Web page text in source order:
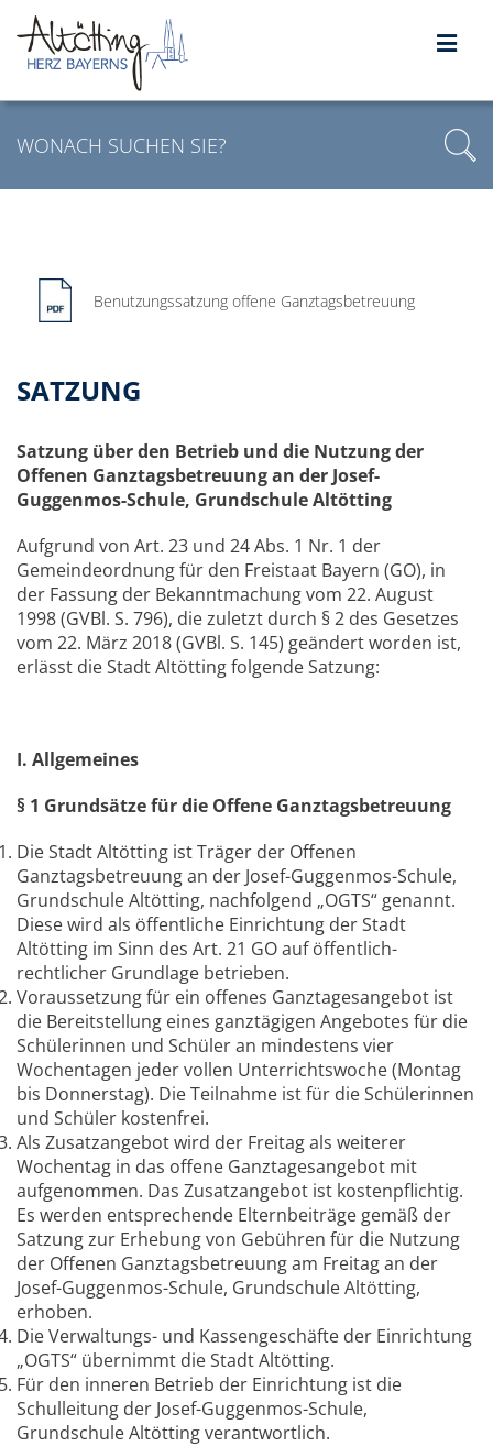
Benutzungssatzung offene Ganztagsbetreuung
SATZUNG
Satzung über den Betrieb und die Nutzung der
Offenen Ganztagsbetreuung an der Josef-
Guggenmos-Schule, Grundschule Altötting
Aufgrund von Art. 23 und 24 Abs. 1 Nr. 1 der
Gemeindeordnung für den Freistaat Bayern (GO), in
der Fassung der Bekanntmachung vom 22. August
1998 (GVBl. S. 796), die zuletzt durch § 2 des Gesetzes
vom 22. März 2018 (GVBl. S. 145) geändert worden ist,
erlässt die Stadt Altötting folgende Satzung:
I. Allgemeines
§ 1 Grundsätze für die Offene Ganztagsbetreuung
Die Stadt Altötting ist Träger der Offenen
Ganztagsbetreuung an der Josef-Guggenmos-Schule,
Grundschule Altötting, nachfolgend „OGTS“ genannt.
Diese wird als öffentliche Einrichtung der Stadt
Altötting im Sinn des Art. 21 GO auf öffentlich-
rechtlicher Grundlage betrieben.
Voraussetzung für ein offenes Ganztagesangebot ist
die Bereitstellung eines ganztägigen Angebotes für die
Schülerinnen und Schüler an mindestens vier
Wochentagen jeder vollen Unterrichtswoche (Montag
bis Donnerstag). Die Teilnahme ist für die Schülerinnen
und Schüler kostenfrei.
Als Zusatzangebot wird der Freitag als weiterer
Wochentag in das offene Ganztagesangebot mit
aufgenommen. Das Zusatzangebot ist kostenpflichtig.
Es werden entsprechende Elternbeiträge gemäß der
Satzung zur Erhebung von Gebühren für die Nutzung
der Offenen Ganztagsbetreuung am Freitag an der
Josef-Guggenmos-Schule, Grundschule Altötting,
erhoben.
Die Verwaltungs- und Kassengeschäfte der Einrichtung
„OGTS“ übernimmt die Stadt Altötting.
Für den inneren Betrieb der Einrichtung ist die
Schulleitung der Josef-Guggenmos-Schule,
Grundschule Altötting verantwortlich.